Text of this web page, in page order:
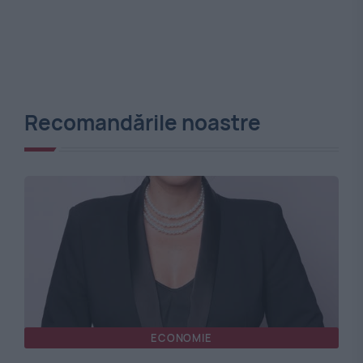
Recomandările noastre
ECONOMIE